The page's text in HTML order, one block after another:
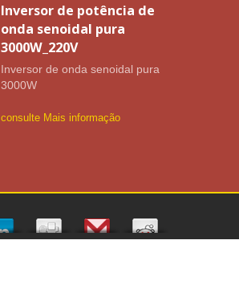
Inversor de potência de
onda senoidal pura
3000W_220V
Inversor de onda senoidal pura
3000W
consulte Mais informação